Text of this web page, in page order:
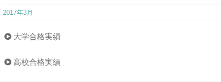
2017年3月
大学合格実績
高校合格実績